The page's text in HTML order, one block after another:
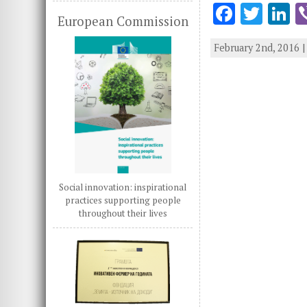
European Commission
Social innovation: inspirational
practices supporting people
throughout their lives
F
e
T
w
it
n
k
February 2nd, 2016